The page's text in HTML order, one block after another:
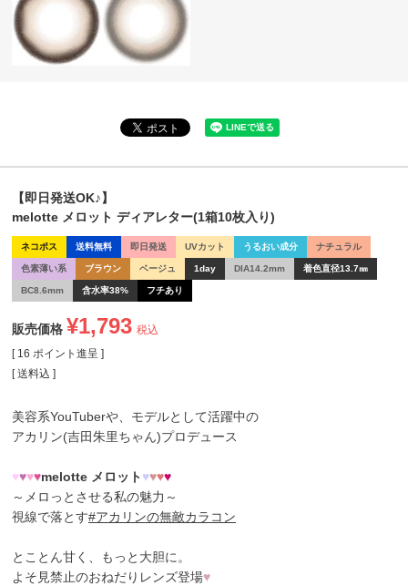
【即日発送OK♪】
melotte メロット ディアレター(1箱10枚入り)
ネコポス 送料無料 即日発送 UVカット うるおい成分 ナチュラル
色素薄い系 ブラウン ベージュ 1day DIA14.2mm 着色直径13.7㎜
BC8.6mm 含水率38% フチあり
販売価格 ¥1,793 税込
[ 16 ポイント進呈 ]
送料込
美容系YouTuberや、モデルとして活躍中の
アカリン(吉田朱里ちゃん)プロデュース
♥♥♥♥melotte メロット♥♥♥♥
～メロっとさせる私の魅力～
視線で落とす#アカリンの無敵カラコン
とことん甘く、もっと大胆に。
よそ見禁止のおねだりレンズ登場♥